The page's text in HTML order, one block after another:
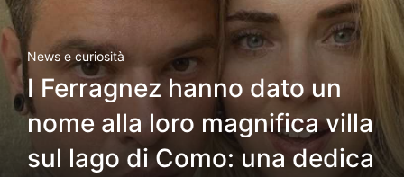
News e curiosità
I Ferragnez hanno dato un
nome alla loro magnifica villa
sul lago di Como: una dedica